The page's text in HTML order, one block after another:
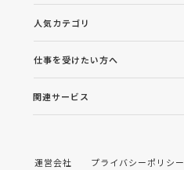
人気カテゴリ
仕事を受けたい方へ
関連サービス
運営会社 プライバシーポリシー